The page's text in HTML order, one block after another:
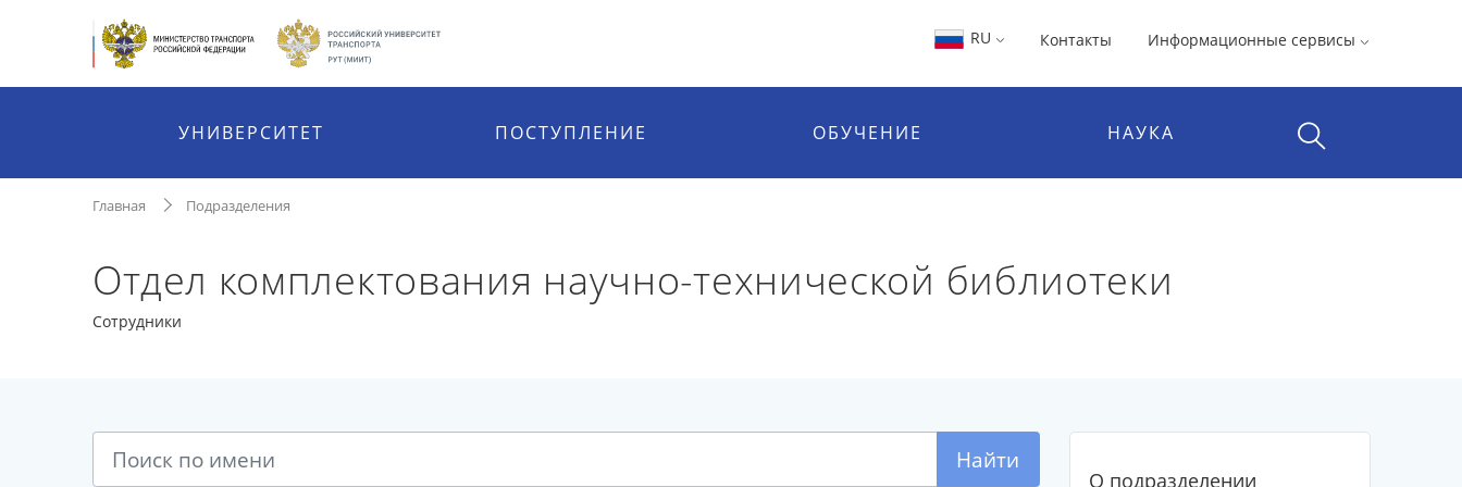
RU Контакты Информационные сервисы
УНИВЕРСИТЕТ ПОСТУПЛЕНИЕ ОБУЧЕНИЕ НАУКА
Главная Подразделения
Отдел комплектования научно-технической библиотеки
Сотрудники
Найти
О подразделении